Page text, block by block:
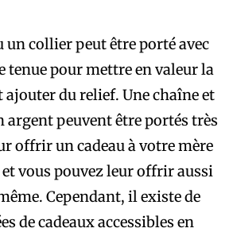
un collier peut être porté avec
tenue pour mettre en valeur la
ajouter du relief. Une chaîne et
argent peuvent être portés très
offrir un cadeau à votre mère
et vous pouvez leur offrir aussi
Cependant, il existe de
de cadeaux accessibles en